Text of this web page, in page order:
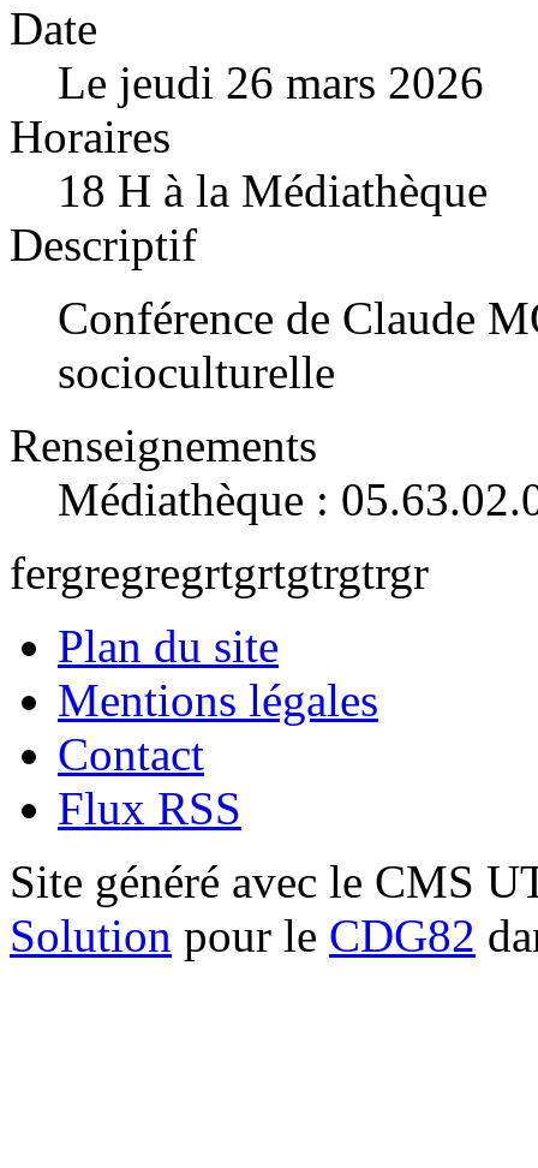
Date
Le jeudi 26 mars 2026
Horaires
18 H à la Médiathèque
Descriptif
Conférence de Claude
socioculturelle
Renseignements
Médiathèque :
fergregregrtgrtgtrgtrgr
Plan du site
Mentions légales
Contact
Flux RSS
Site généré avec le CMS
Solution pour le CDG82